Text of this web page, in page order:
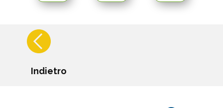
Indietro